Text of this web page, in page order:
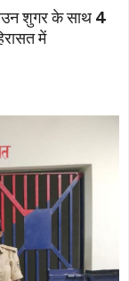
शुगर के साथ 4
में